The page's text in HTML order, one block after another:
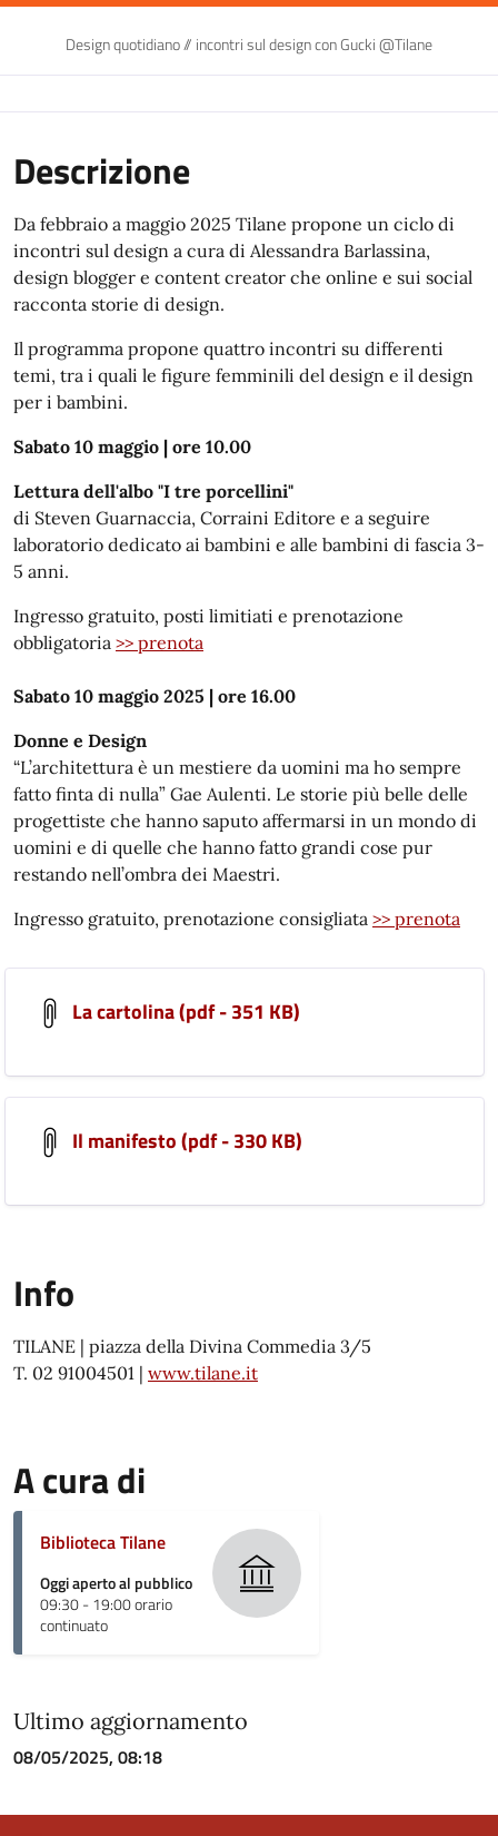
Design quotidiano // incontri sul design con Gucki @Tilane
Descrizione
Da febbraio a maggio 2025 Tilane propone un ciclo di
incontri sul design a cura di Alessandra Barlassina,
design blogger e content creator che online e sui social
racconta storie di design.
Il programma propone quattro incontri su differenti
temi, tra i quali le figure femminili del design e il design
per i bambini.
Sabato 10 maggio | ore 10.00
Lettura dell'albo "I tre porcellini"
di Steven Guarnaccia, Corraini Editore e a seguire
laboratorio dedicato ai bambini e alle bambini di fascia 3-
5 anni.
Ingresso gratuito, posti limitiati e prenotazione
obbligatoria >> prenota
Sabato 10 maggio 2025 | ore 16.00
Donne e Design
“L’architettura è un mestiere da uomini ma ho sempre
fatto finta di nulla” Gae Aulenti. Le storie più belle delle
progettiste che hanno saputo affermarsi in un mondo di
uomini e di quelle che hanno fatto grandi cose pur
restando nell’ombra dei Maestri.
Ingresso gratuito, prenotazione consigliata >> prenota
La cartolina (pdf - 351 KB)
Il manifesto (pdf - 330 KB)
Info
TILANE | piazza della Divina Commedia 3/5
T. 02 91004501 | www.tilane.it
A cura di
Biblioteca Tilane
Oggi aperto al pubblico
09:30 - 19:00 orario
continuato
Ultimo aggiornamento
08/05/2025, 08:18